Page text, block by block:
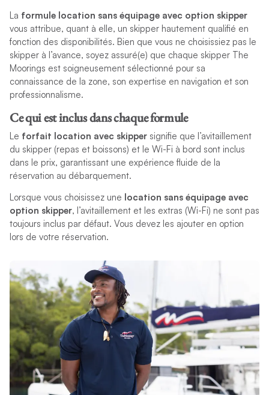
La formule location sans équipage avec option skipper
vous attribue, quant à elle, un skipper hautement qualifié en
fonction des disponibilités. Bien que vous ne choisissiez pas le
skipper à l’avance, soyez assuré(e) que chaque skipper The
Moorings est soigneusement sélectionné pour sa
connaissance de la zone, son expertise en navigation et son
professionnalisme.
Ce qui est inclus dans chaque formule
Le forfait location avec skippersignifie que l’avitaillement
du skipper (repas et boissons) et le Wi-Fi à bord sont inclus
dans le prix, garantissant une expérience fluide de la
réservation au débarquement.
Lorsque vous choisissez une location sans équipage avec
option skipper, l’avitaillement et les extras (Wi-Fi) ne sont pas
toujours inclus par défaut. Vous devez les ajouter en option
lors de votre réservation.